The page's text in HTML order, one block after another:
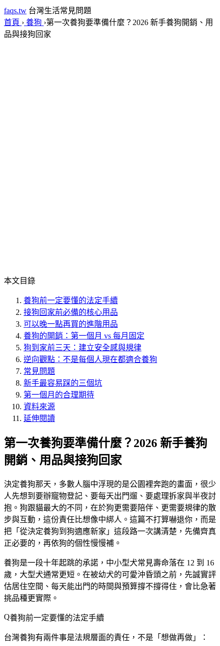
faqs.tw 台灣生活常見問題
首頁 › 養狗 ›第一次養狗要準備什麼？2026 新手養狗開銷、用
品與接狗回家
本文目錄
養狗前一定要懂的法定手續
接狗回家前必備的核心用品
可以晚一點再買的進階用品
養狗的開銷：第一個月 vs 每月固定
狗到家前三天：建立安全感與規律
逆向觀點：不是每個人現在都適合養狗
常見問題
新手最容易踩的三個坑
第一個月的合理期待
資料來源
延伸閱讀
第一次養狗要準備什麼？2026 新手養狗
開銷、用品與接狗回家
決定養狗那天，多數人腦中浮現的是公園裡奔跑的畫面，很少
人先想到要辦寵物登記、要每天出門遛、要處理拆家與半夜討
抱。狗跟貓最大的不同，在於狗更需要陪伴、更需要規律的散
步與互動，這份責任比想像中綁人。這篇不打算嚇退你，而是
把「從決定養狗到狗適應新家」這段路一次講清楚，先備齊真
正必要的，再依狗的個性慢慢補。
養狗是一段十年起跳的承諾，中小型犬常見壽命落在 12 到 16
歲，大型犬通常更短。在被幼犬的可愛沖昏頭之前，先誠實評
估居住空間、每天能出門的時間與預算撐不撐得住，會比急著
挑品種更實際。
養狗前一定要懂的法定手續
台灣養狗有兩件事是法規層面的責任，不是「想做再做」：